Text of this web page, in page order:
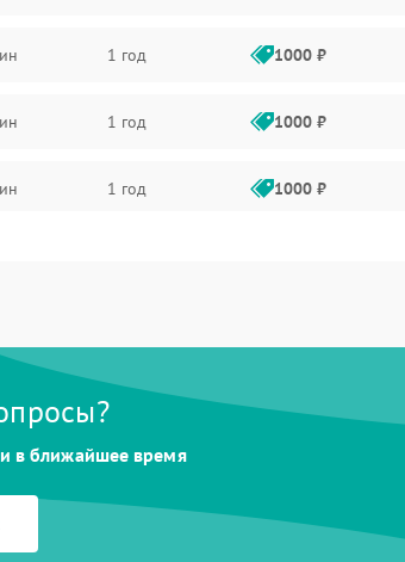
1 год 1000 ₽
1 год 1000 ₽
1 год 1000 ₽
1 год 1500 ₽
1 год
в ближайшее время